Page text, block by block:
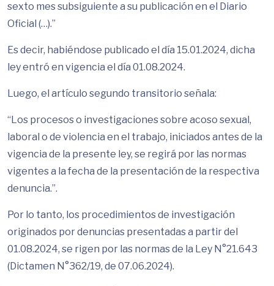
sexto mes subsiguiente a su publicación en el Diario
Oficial (…).”
Es decir, habiéndose publicado el día 15.01.2024, dicha
ley entró en vigencia el día 01.08.2024.
Luego, el artículo segundo transitorio señala:
“Los procesos o investigaciones sobre acoso sexual,
laboral o de violencia en el trabajo, iniciados antes de la
vigencia de la presente ley, se regirá por las normas
vigentes a la fecha de la presentación de la respectiva
denuncia.”.
Por lo tanto, los procedimientos de investigación
originados por denuncias presentadas a partir del
01.08.2024, se rigen por las normas de la Ley N°21.643
(Dictamen N°362/19, de 07.06.2024).